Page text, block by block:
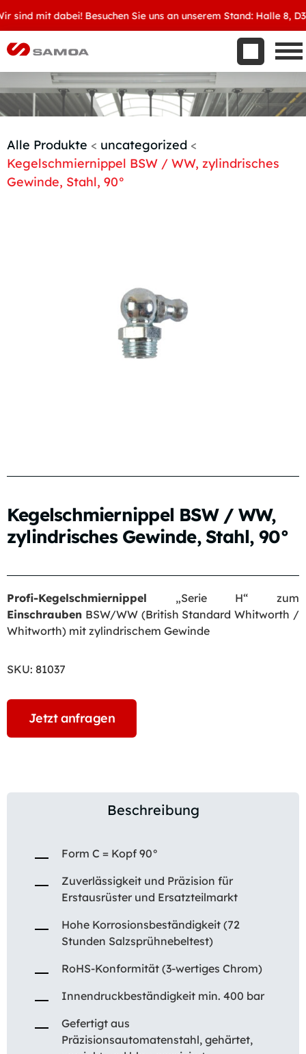
sind mit dabei! Besuchen Sie uns an unserem Stand: Halle 8,
Aktuelles
Kontakt
Handelspartner werden
Alle Produkte < uncategorized <
Kegelschmiernippel BSW / WW, zylindrisches
Gewinde, Stahl, 90°
Kegelschmiernippel BSW / WW,
zylindrisches Gewinde, Stahl, 90°
Profi-Kegelschmiernippel „Serie H“ zum
Einschrauben BSW/WW (British Standard Whitworth /
Whitworth) mit zylindrischem Gewinde
SKU: 81037
Jetzt anfragen
Beschreibung
Form C = Kopf 90°
Zuverlässigkeit und Präzision für
Erstausrüster und Ersatzteilmarkt
Hohe Korrosionsbeständigkeit (72
Stunden Salzsprühnebeltest)
RoHS-Konformität (3-wertiges Chrom)
Innendruckbeständigkeit min. 400 bar
Gefertigt aus
Präzisionsautomatenstahl, gehärtet,